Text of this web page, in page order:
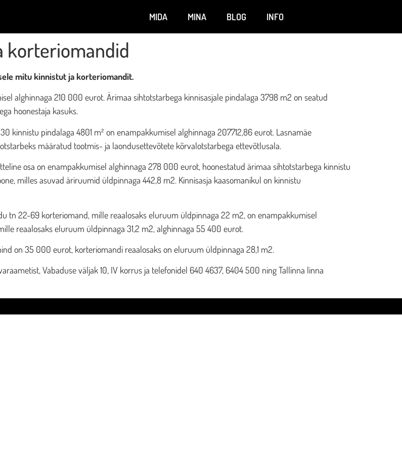
MIDA MINA BLOG INFO
korteriomandid
mitu kinnistut ja korteriomandit.
alghinnaga 210 000 eurot. Ärimaa sihtotstarbega kinnisasjale pindalaga 3798 m2 on seatud
hoonestaja kasuks.
kinnistu pindalaga 4801 m² on enampakkumisel alghinnaga 207712,86 eurot. Lasnamäe
määratud tootmis- ja laondusettevõtete kõrvalotstarbega ettevõtlusala.
osa on enampakkumisel alghinnaga 278 000 eurot, hoonestatud ärimaa sihtotstarbega kinnistu
milles asuvad äriruumid üldpinnaga 442,8 m2. Kinnisasja kaasomanikul on kinnistu
tn 22-69 korteriomand, mille reaalosaks eluruum üldpinnaga 22 m2, on enampakkumisel
reaalosaks eluruum üldpinnaga 31,2 m2, alghinnaga 55 400 eurot.
on 35 000 eurot, korteriomandi reaalosaks on eluruum üldpinnaga 28,1 m2.
Vabaduse väljak 10, IV korrus ja telefonidel 640 4637, 6404 500 ning Tallinna linna